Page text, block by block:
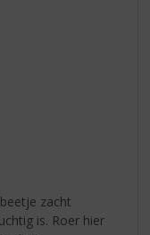
zacht
is. Roer hier